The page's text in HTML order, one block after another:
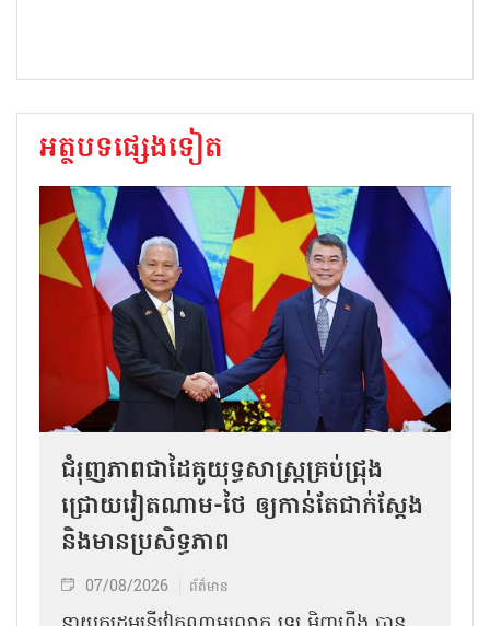
អត្ថបទផ្សេងទៀត
ជំរុញភាពជាដៃគូយុទ្ធសាស្ត្រគ្រប់ជ្រុង
ជ្រោយវៀតណាម-ថៃ ឲ្យកាន់តែជាក់ស្ដែង
និងមានប្រសិទ្ធភាព
07/08/2026 ព័ត៌មាន